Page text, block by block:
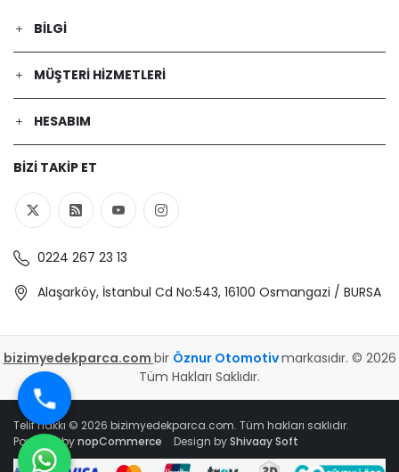
BILGI
MÜŞTERI HIZMETLERI
HESABIM
BIZI TAKIP ET
0224 267 23 13
Alaşarköy, İstanbul Cd No:543, 16100 Osmangazi / BURSA
bizimyedekparca.com bir Öznur Otomotivmarkasıdır. © 2026
Tüm Hakları Saklıdır.
Telif hakkı © 2026 bizimyedekparca.com. Tüm hakları saklıdır.
Powered bynopCommerce Design byShivaay Soft